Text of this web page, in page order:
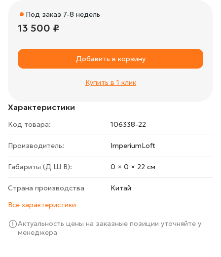
Характеристики
Код товара: 106338-22
Производитель: ImperiumLoft
Габариты (Д Ш В): 0 × 0 × 22 cм
Страна производства
Китай
Все характеристики
Актуальность цены на заказные позиции уточняйте у
менеджера
Под заказ 7-8 недель
13 500 ₽
Добавить в корзину
Купить в 1 клик